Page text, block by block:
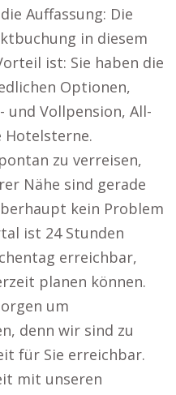
Auffassung: Die
in diesem
ist: Sie haben die
Optionen,
und Vollpension, All-
Hotelsterne.
zu verreisen,
Nähe sind gerade
kein Problem
ist 24 Stunden
erreichbar,
planen können.
um
denn wir sind zu
für Sie erreichbar.
mit unseren